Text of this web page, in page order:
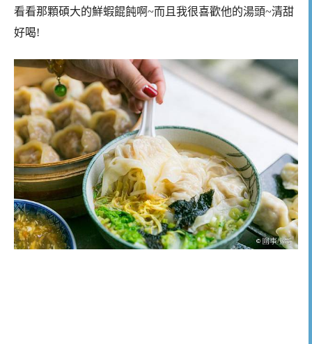
看看那顆碩大的鮮蝦餛飩啊~而且我很喜歡他的湯頭~清甜
好喝!